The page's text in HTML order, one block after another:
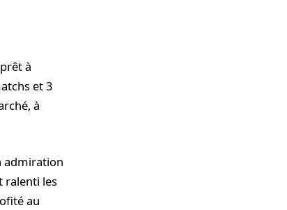
à
et 3
à
admiration
ralenti les
au